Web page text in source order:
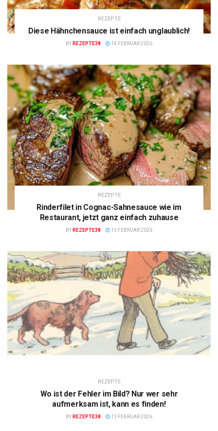
REZEPTE
Diese Hähnchensauce ist einfach unglaublich!
BY REZEPTE38 14 FEBRUAR 2026
REZEPTE
Rinderfilet in Cognac-Sahnesauce wie im
Restaurant, jetzt ganz einfach zuhause
BY REZEPTE38 13 FEBRUAR 2026
REZEPTE
Wo ist der Fehler im Bild? Nur wer sehr
aufmerksam ist, kann es finden!
BY REZEPTE38 13 FEBRUAR 2026